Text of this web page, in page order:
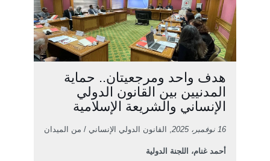
هدف واحد ومرجعيتان.. حماية
المدنيين بين القانون الدولي
الإنساني والشريعة الإسلامية
16 نوفمبر، 2025 , القانون الدولي الإنساني / من الميدان
أحمد غنام، اللجنة الدولية